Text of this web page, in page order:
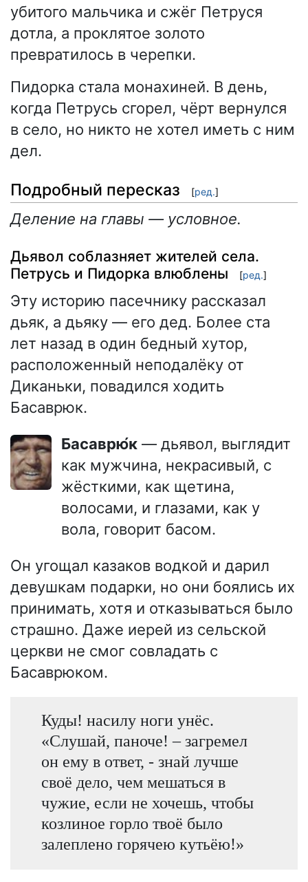
убитого мальчика и сжёг Петруся
дотла, а проклятое золото
превратилось в черепки.
Пидорка стала монахиней. В день,
когда Петрусь сгорел, чёрт вернулся
в село, но никто не хотел иметь с ним
дел.
Подробный пересказ [ред.]
Деление на главы — условное.
Дьявол соблазняет жителей села.
Петрусь и Пидорка влюблены
[ред.]
Эту историю пасечнику рассказал
дьяк, а дьяку — его дед. Более ста
лет назад в один бедный хутор,
расположенный неподалёку от
Диканьки, повадился ходить
Басаврюк.
Басаврю́к — дьявол, выглядит
как мужчина, некрасивый, с
жёсткими, как щетина,
волосами, и глазами, как у
вола, говорит басом.
Он угощал казаков водкой и дарил
девушкам подарки, но они боялись их
принимать, хотя и отказываться было
страшно. Даже иерей из сельской
церкви не смог совладать с
Басаврюком.
Куды! насилу ноги унёс.
«Слушай, паноче! – загремел
он ему в ответ, - знай лучше
своё дело, чем мешаться в
чужие, если не хочешь, чтобы
козлиное горло твоё было
залеплено горячею кутьёю!»